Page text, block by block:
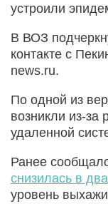
устроили
В ВОЗ
контакте с
news.ru.
По одной из
возникли из-за
удаленной
Ранее
снизилась в
уровень